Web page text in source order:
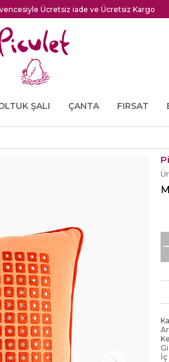
Ücretsiz iade ve Ücretsiz Kargo
ŞALI ÇANTA FIRSAT
İç